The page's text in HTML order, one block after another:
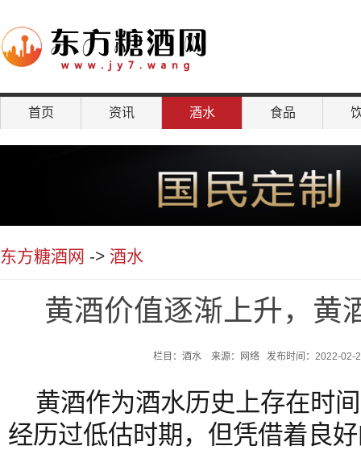
首页 资讯 酒水 食品
聚焦
东方糖酒网 -> 酒水
黄酒价值逐渐上升，黄
栏目：酒水 来源：网络 发布时间：2022-
黄酒作为酒水历史上存在时
经历过低估时期，但凭借着良